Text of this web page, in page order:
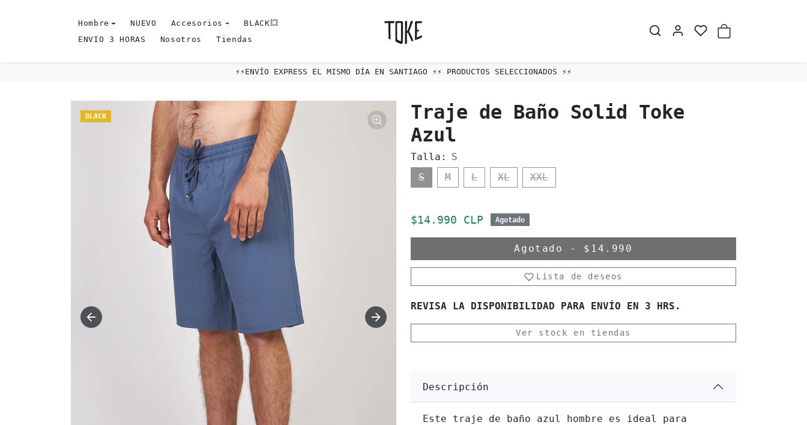
Hombre NUEVO Accesorios
BLACK💥
ENVIO 3 HORAS
Nosotros Tiendas
⚡️⚡️ENVÍO EXPRESS EL MISMO DÍA EN SANTIAGO ⚡️⚡️ PRODUCTOS SELECCIONADOS ⚡️⚡️
BLACK
Traje de Baño Solid Toke
Azul
Talla:
S
S
M L XL XXL
Precio de oferta
$14.990 CLP Agotado
Agotado - $14.990
Lista de deseos
REVISA LA DISPONIBILIDAD PARA ENVÍO EN 3 HRS.
Ver stock en tiendas
Descripción
Este traje de baño azul hombre es ideal para